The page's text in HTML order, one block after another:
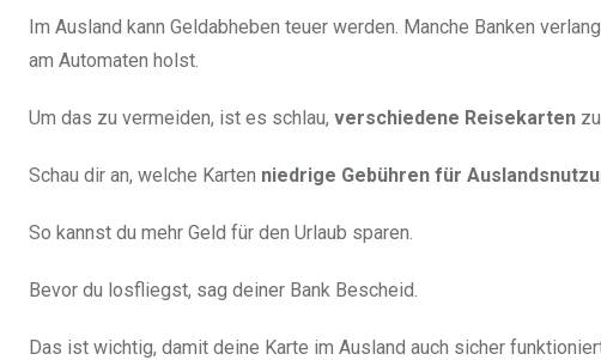
Im Ausland kann Geldabheben teuer werden. Manche Banken
am Automaten holst.
Um das zu vermeiden, ist es schlau, verschiedene Reisekarten
Schau dir an, welche Karten niedrige Gebühren für
So kannst du mehr Geld für den Urlaub sparen.
Bevor du losfliegst, sag deiner Bank Bescheid.
Das ist wichtig, damit deine Karte im Ausland auch sicher